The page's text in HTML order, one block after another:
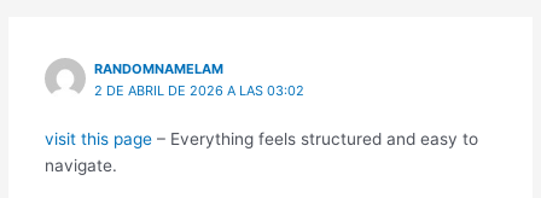
RANDOMNAMELAM
2 DE ABRIL DE 2026 A LAS 03:02
visit this page– Everything feels structured and easy to
navigate.